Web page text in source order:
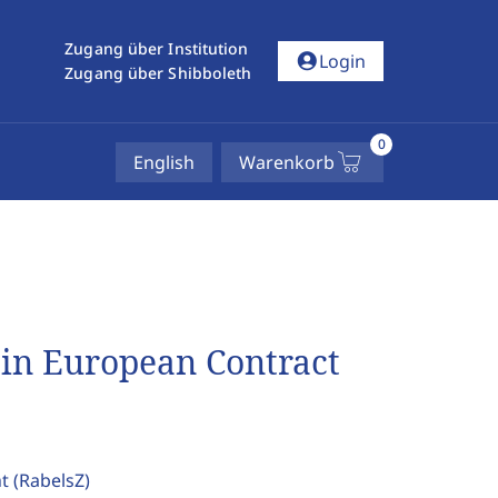
Zugang über Institution
Zugang über Shibboleth
account_circleLogin
English Warenkorb
0
European Contract
(RabelsZ)